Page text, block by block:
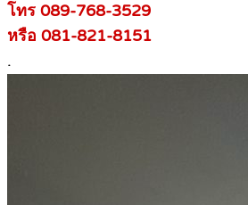
โทร 089-768-3529
หรือ 081-821-8151
.